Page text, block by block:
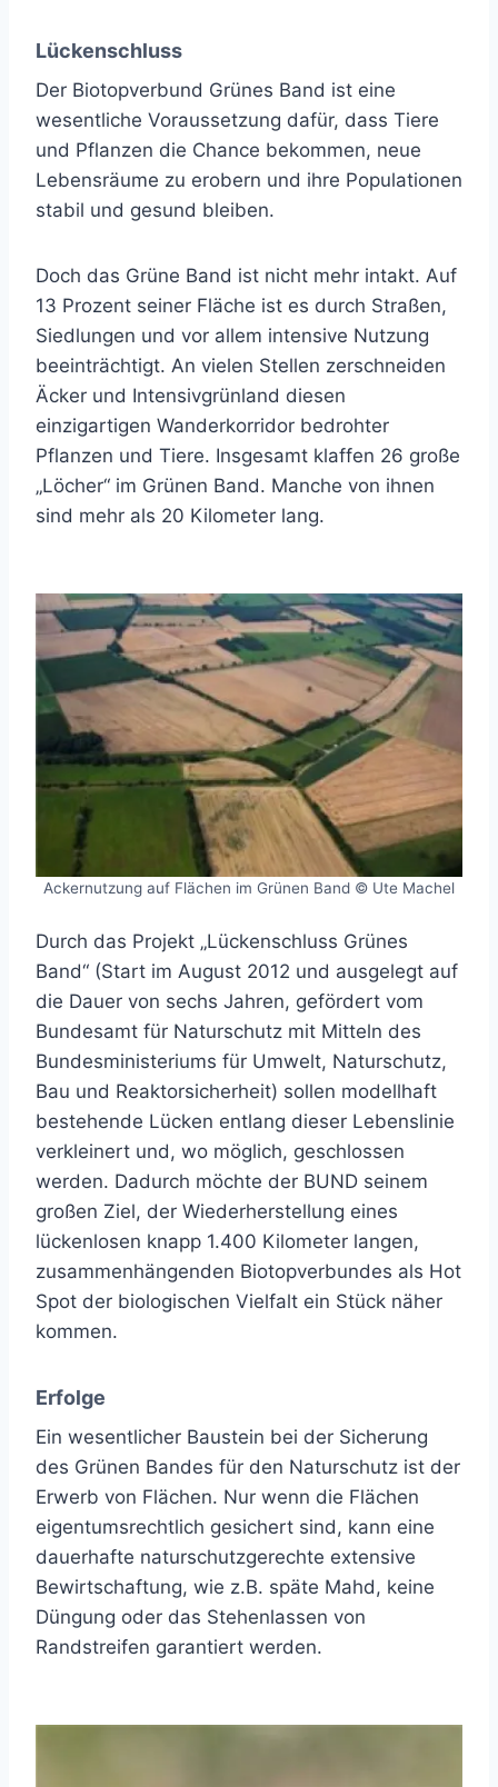
Lückenschluss
Der Biotopverbund Grünes Band ist eine
wesentliche Voraussetzung dafür, dass Tiere
und Pflanzen die Chance bekommen, neue
Lebensräume zu erobern und ihre Populationen
stabil und gesund bleiben.
Doch das Grüne Band ist nicht mehr intakt. Auf
13 Prozent seiner Fläche ist es durch Straßen,
Siedlungen und vor allem intensive Nutzung
beeinträchtigt. An vielen Stellen zerschneiden
Äcker und Intensivgrünland diesen
einzigartigen Wanderkorridor bedrohter
Pflanzen und Tiere. Insgesamt klaffen 26 große
„Löcher“ im Grünen Band. Manche von ihnen
sind mehr als 20 Kilometer lang.
Ackernutzung auf Flächen im Grünen Band © Ute Machel
Durch das Projekt „Lückenschluss Grünes
Band“ (Start im August 2012 und ausgelegt auf
die Dauer von sechs Jahren, gefördert vom
Bundesamt für Naturschutz mit Mitteln des
Bundesministeriums für Umwelt, Naturschutz,
Bau und Reaktorsicherheit) sollen modellhaft
bestehende Lücken entlang dieser Lebenslinie
verkleinert und, wo möglich, geschlossen
werden. Dadurch möchte der BUND seinem
großen Ziel, der Wiederherstellung eines
lückenlosen knapp 1.400 Kilometer langen,
zusammenhängenden Biotopverbundes als Hot
Spot der biologischen Vielfalt ein Stück näher
kommen.
Erfolge
Ein wesentlicher Baustein bei der Sicherung
des Grünen Bandes für den Naturschutz ist der
Erwerb von Flächen. Nur wenn die Flächen
eigentumsrechtlich gesichert sind, kann eine
dauerhafte naturschutzgerechte extensive
Bewirtschaftung, wie z.B. späte Mahd, keine
Düngung oder das Stehenlassen von
Randstreifen garantiert werden.